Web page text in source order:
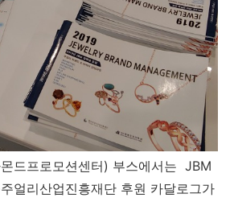
드프로모션센터) 부스에서는 JBM
얼리산업진흥재단 후원 카달로그가